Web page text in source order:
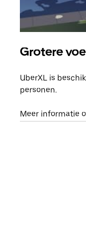
Grotere
UberXL is
personen.
Meer informatie